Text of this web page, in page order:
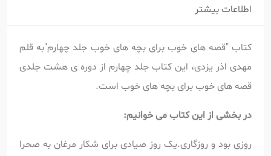
اطلاعات بیشتر
کتاب "قصه های خوب برای بچه های خوب جلد چهارم"به قلم
مهدی اذر یزدی، این کتاب جلد چهارم از دوره ی هشت جلدی
قصه های خوب برای بچه های خوب است.
در بخشی از این کتاب می خوانیم:
روزی بود و روزگاری.یک روز صیادی برای شکار مرغان به صحرا